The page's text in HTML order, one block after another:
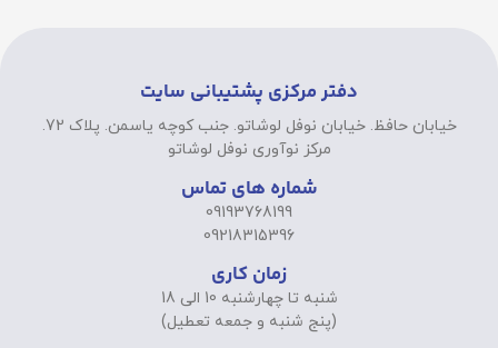
دفتر مرکزی پشتیبانی سایت
خیابان حافظ. خیابان نوفل لوشاتو. جنب کوچه یاسمن. پلاک 72.
مرکز نوآوری نوفل لوشاتو
شماره های تماس
09193768199
09218315396
زمان کاری
شنبه تا چهارشنبه 10 الی 18
(پنج شنبه و جمعه تعطیل)